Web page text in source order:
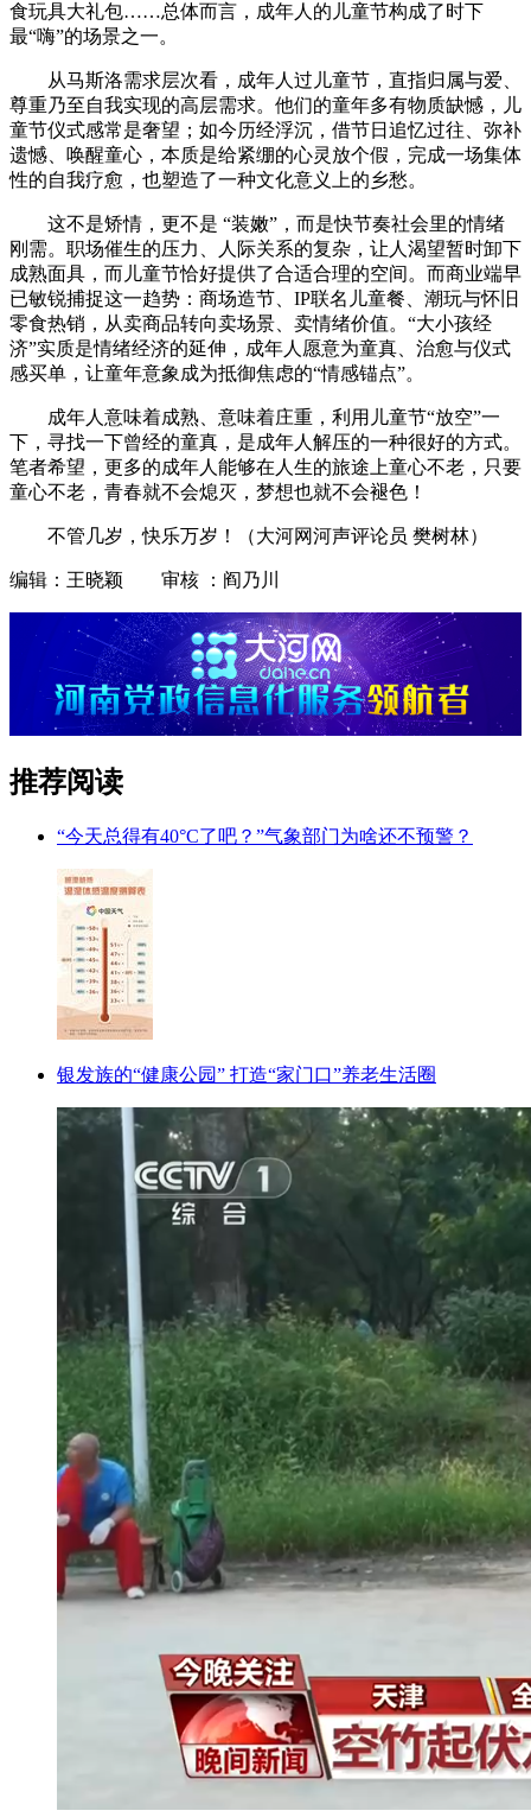
食玩具大礼包……总体而言，成年人的儿童节构成了时下
最“嗨”的场景之一。
从马斯洛需求层次看，成年人过儿童节，直指归属与爱、
尊重乃至自我实现的高层需求。他们的童年多有物质缺憾，儿
童节仪式感常是奢望；如今历经浮沉，借节日追忆过往、弥补
遗憾、唤醒童心，本质是给紧绷的心灵放个假，完成一场集体
性的自我疗愈，也塑造了一种文化意义上的乡愁。
这不是矫情，更不是 “装嫩”，而是快节奏社会里的情绪
刚需。职场催生的压力、人际关系的复杂，让人渴望暂时卸下
成熟面具，而儿童节恰好提供了合适合理的空间。而商业端早
已敏锐捕捉这一趋势：商场造节、IP联名儿童餐、潮玩与怀旧
零食热销，从卖商品转向卖场景、卖情绪价值。“大小孩经
济”实质是情绪经济的延伸，成年人愿意为童真、治愈与仪式
感买单，让童年意象成为抵御焦虑的“情感锚点”。
成年人意味着成熟、意味着庄重，利用儿童节“放空”一
下，寻找一下曾经的童真，是成年人解压的一种很好的方式。
笔者希望，更多的成年人能够在人生的旅途上童心不老，只要
童心不老，青春就不会熄灭，梦想也就不会褪色！
不管几岁，快乐万岁！（大河网河声评论员 樊树林）
编辑：王晓颖 审核 ：阎乃川
推荐阅读
“今天总得有40°C了吧？”气象部门为啥还不预警？
银发族的“健康公园” 打造“家门口”养老生活圈